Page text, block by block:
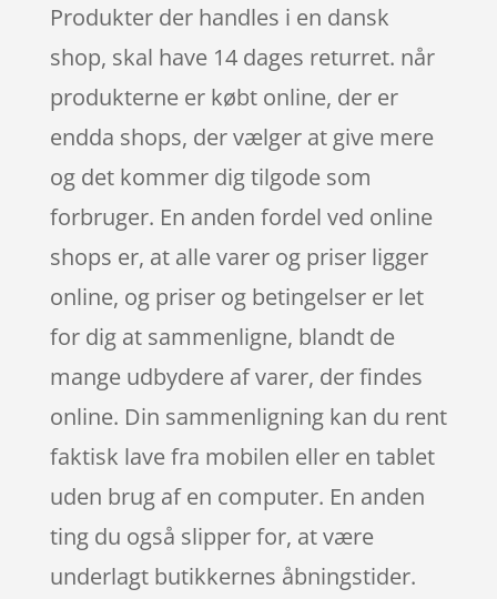
Produkter der handles i en dansk
shop, skal have 14 dages returret. når
produkterne er købt online, der er
endda shops, der vælger at give mere
og det kommer dig tilgode som
forbruger. En anden fordel ved online
shops er, at alle varer og priser ligger
online, og priser og betingelser er let
for dig at sammenligne, blandt de
mange udbydere af varer, der findes
online. Din sammenligning kan du rent
faktisk lave fra mobilen eller en tablet
uden brug af en computer. En anden
ting du også slipper for, at være
underlagt butikkernes åbningstider.